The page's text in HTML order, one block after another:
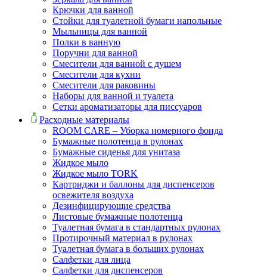
Крючки для ванной
Стойки для туалетной бумаги напольные
Мыльницы для ванной
Полки в ванную
Поручни для ванной
Смесители для ванной с душем
Смесители для кухни
Смесители для раковины
Наборы для ванной и туалета
Сетки ароматизаторы для писсуаров
Расходные материалы
ROOM CARE – Уборка номерного фонда
Бумажные полотенца в рулонах
Бумажные сиденья для унитаза
Жидкое мыло
Жидкое мыло TORK
Картриджи и баллоны для диспенсеров
освежителя воздуха
Дезинфицирующие средства
Листовые бумажные полотенца
Туалетная бумага в стандартных рулонах
Протирочный материал в рулонах
Туалетная бумага в больших рулонах
Салфетки для лица
Салфетки для диспенсеров